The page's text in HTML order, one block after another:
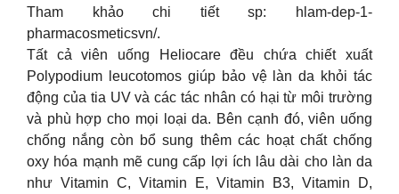
Tham khảo chi tiết sp: hlam-dep-1-
pharmacosmeticsvn/.
Tất cả viên uống Heliocare đều chứa chiết xuất
Polypodium leucotomos giúp bảo vệ làn da khỏi tác
động của tia UV và các tác nhân có hại từ môi trường
và phù hợp cho mọi loại da. Bên cạnh đó, viên uống
chống nắng còn bổ sung thêm các hoạt chất chống
oxy hóa mạnh mẽ cung cấp lợi ích lâu dài cho làn da
như Vitamin C, Vitamin E, Vitamin B3, Vitamin D,